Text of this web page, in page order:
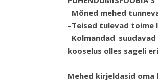
–Mõned mehed
–Teised tulevad toime
–Kolmandad
kooselus olles sageli
Mehed kirjeldasid